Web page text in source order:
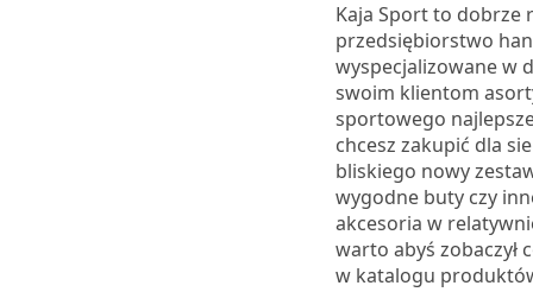
Kaja Sport to dobrze
przedsiębiorstwo
wyspecjalizowane w
swoim klientom
sportowego
chcesz zakupić dla
bliskiego nowy
wygodne buty czy
akcesoria w
warto abyś zobaczył
w katalogu